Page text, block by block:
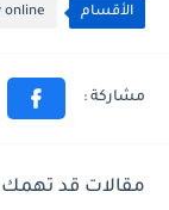
الأقسام online
مقالات قد تهمك